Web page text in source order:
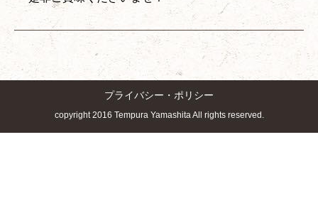
プライバシー・ポリシー
copyright 2016 Tempura Yamashita All rights reserved.